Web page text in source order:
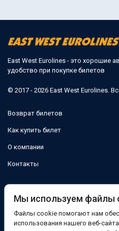
East West Eurolines - это хорошие
удобство при покупке билетов
© 2017 - 2026 East West Eurolines.
Возврат билетов
Как купить билет
О компании
Контакты
Facebook
Мы используем файлы
Файлы cookie помогают нам
использования нашего веб-